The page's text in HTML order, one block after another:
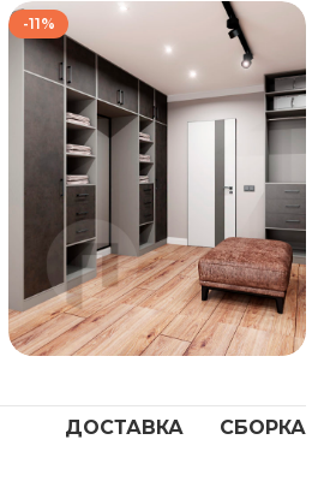
-11%
139 333
157 333
ДОСТАВКА СБОРКА